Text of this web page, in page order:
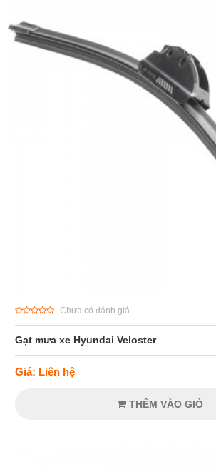
Chưa có đánh giá
Gạt mưa xe Hyundai Veloster
Giá: Liên hệ
THÊM VÀO GIỎ